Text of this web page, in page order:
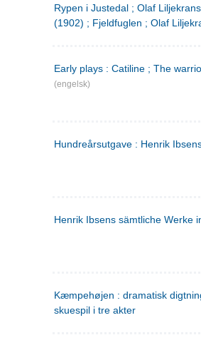
Rypen i Justedal ; Olaf
(1902) ; Fjeldfuglen ; Olaf
Early plays : Catiline ; The
(engelsk)
Hundreårsutgave : Henrik
Henrik Ibsens sämtliche Werke
Kæmpehøjen : dramatisk
skuespil i tre akter